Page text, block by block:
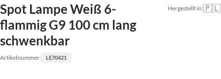
Spot Lampe Weiß 6-
flammig G9 100 cm lang
schwenkbar
Artikelnummer: LE70421
Hergestellt in:🇵🇱